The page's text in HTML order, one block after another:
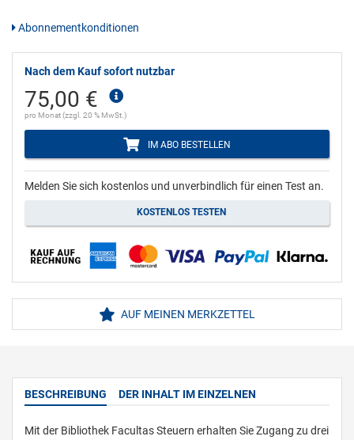
Abonnementkonditionen
Nach dem Kauf sofort nutzbar
75,00 €
pro Monat (zzgl. 20 % MwSt.)
IM ABO BESTELLEN
Melden Sie sich kostenlos und unverbindlich für einen Test an.
KOSTENLOS TESTEN
AUF MEINEN MERKZETTEL
BESCHREIBUNG DER INHALT IM EINZELNEN
Mit der Bibliothek Facultas Steuern erhalten Sie Zugang zu drei